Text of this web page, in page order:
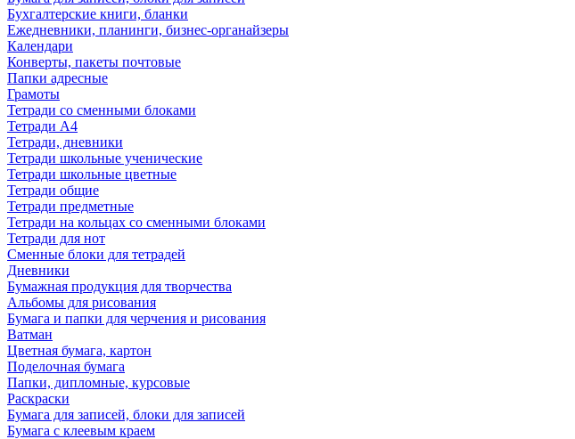
Бухгалтерские книги, бланки
Ежедневники, планинги, бизнес-органайзеры
Календари
Конверты, пакеты почтовые
Папки адресные
Грамоты
Тетради со сменными блоками
Тетради А4
Тетради, дневники
Тетради школьные ученические
Тетради школьные цветные
Тетради общие
Тетради предметные
Тетради на кольцах со сменными блоками
Тетради для нот
Сменные блоки для тетрадей
Дневники
Бумажная продукция для творчества
Альбомы для рисования
Бумага и папки для черчения и рисования
Ватман
Цветная бумага, картон
Поделочная бумага
Папки, дипломные, курсовые
Раскраски
Бумага для записей, блоки для записей
Бумага с клеевым краем